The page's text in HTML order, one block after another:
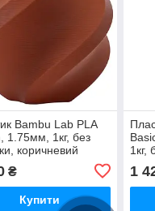
Bambu Lab PLA
1.75мм, 1кг, без
коричневий
₴
Купити
1кг,
друк
1